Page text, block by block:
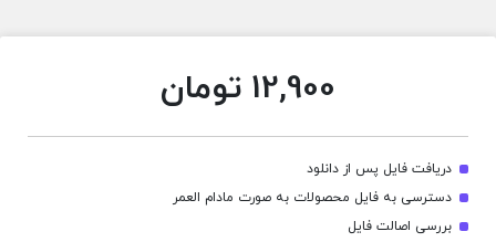
12,900 تومان
دریافت فایل پس از دانلود
دسترسی به فایل محصولات به صورت مادام العمر
بررسی اصالت فایل